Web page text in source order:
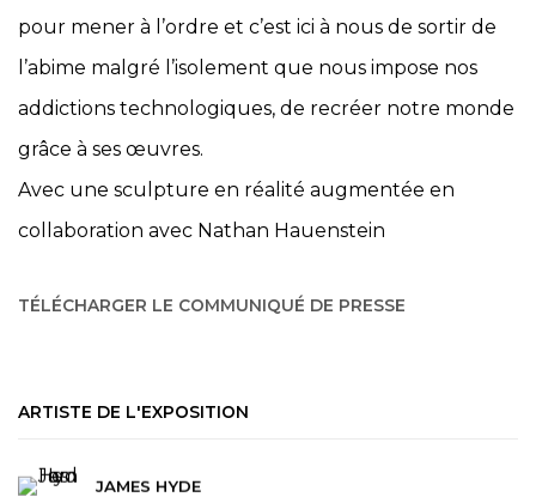
pour mener à l’ordre et c’est ici à nous de sortir de
l’abime malgré l’isolement que nous impose nos
addictions technologiques, de recréer notre monde
grâce à ses œuvres.
Avec une sculpture en réalité augmentée en
collaboration avec Nathan Hauenstein
TÉLÉCHARGER LE COMMUNIQUÉ DE PRESSE
ARTISTE DE L'EXPOSITION
JAMES HYDE